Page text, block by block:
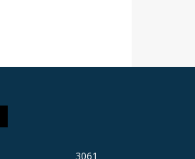
3061